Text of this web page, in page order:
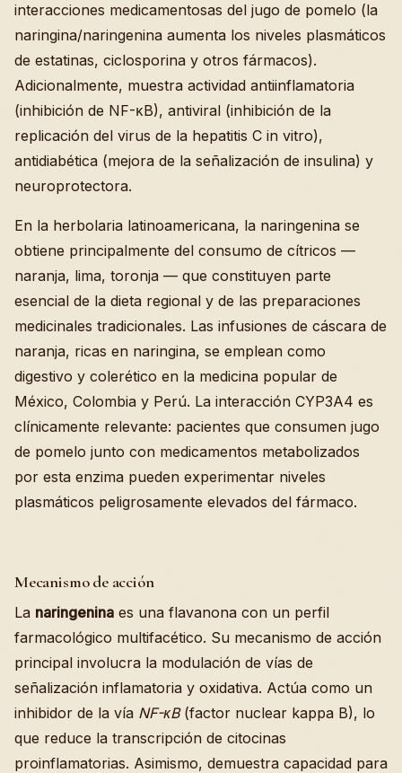
interacciones medicamentosas del jugo de pomelo (la
naringina/naringenina aumenta los niveles plasmáticos
de estatinas, ciclosporina y otros fármacos).
Adicionalmente, muestra actividad antiinflamatoria
(inhibición de NF-κB), antiviral (inhibición de la
replicación del virus de la hepatitis C in vitro),
antidiabética (mejora de la señalización de insulina) y
neuroprotectora.
En la herbolaria latinoamericana, la naringenina se
obtiene principalmente del consumo de cítricos —
naranja, lima, toronja — que constituyen parte
esencial de la dieta regional y de las preparaciones
medicinales tradicionales. Las infusiones de cáscara de
naranja, ricas en naringina, se emplean como
digestivo y colerético en la medicina popular de
México, Colombia y Perú. La interacción CYP3A4 es
clínicamente relevante: pacientes que consumen jugo
de pomelo junto con medicamentos metabolizados
por esta enzima pueden experimentar niveles
plasmáticos peligrosamente elevados del fármaco.
Mecanismo de acción
La naringenina es una flavanona con un perfil
farmacológico multifacético. Su mecanismo de acción
principal involucra la modulación de vías de
señalización inflamatoria y oxidativa. Actúa como un
inhibidor de la vía NF-κB(factor nuclear kappa B), lo
que reduce la transcripción de citocinas
proinflamatorias. Asimismo, demuestra capacidad para